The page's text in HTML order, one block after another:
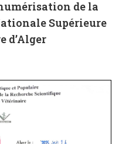
de la
Supérieure
d’Alger